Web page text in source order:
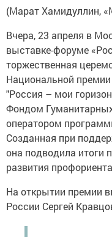
(Марат Хамидуллин,
Вчера, 23 апреля в
выставке-форуме
торжественная
Национальной
"Россия – мои
Фондом
оператором
Созданная при
она подводила итоги
развития
На открытии премии
России Сергей